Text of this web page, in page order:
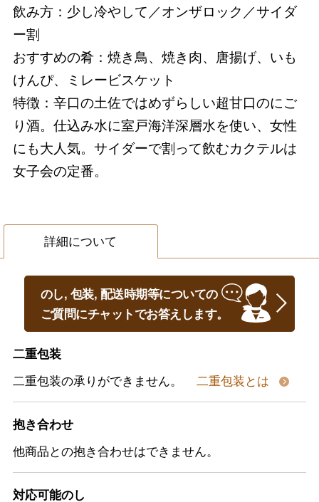
飲み方：少し冷やして／オンザロック／サイダ
ー割
おすすめの肴：焼き鳥、焼き肉、唐揚げ、いも
けんぴ、ミレービスケット
特徴：辛口の土佐ではめずらしい超甘口のにご
り酒。仕込み水に室戸海洋深層水を使い、女性
にも大人気。サイダーで割って飲むカクテルは
女子会の定番。
詳細について
のし, 包装, 配送時期等についての
ご質問にチャットでお答えします。
二重包装
二重包装の承りができません。
二重包装とは
抱き合わせ
他商品との抱き合わせはできません。
対応可能のし